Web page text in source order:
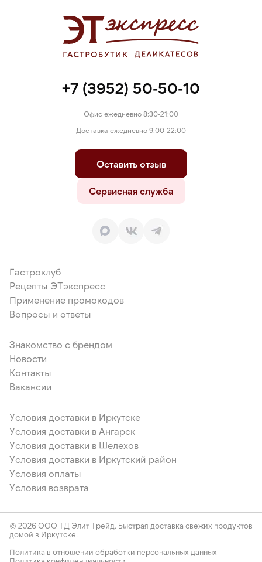
+7 (3952) 50-50-10
Офис ежедневно 8:30-21:00
Доставка ежедневно 9:00-22:00
Оставить отзыв
Сервисная служба
Гастроклуб
Рецепты ЭТэкспресс
Применение промокодов
Вопросы и ответы
Знакомство с брендом
Новости
Контакты
Вакансии
Условия доставки в Иркутске
Условия доставки в Ангарск
Условия доставки в Шелехов
Условия доставки в Иркутский район
Условия оплаты
Условия возврата
© 2026 ООО ТД Элит Трейд. Быстрая доставка свежих продуктов
домой в Иркутске.
Политика в отношении обработки персональных данных